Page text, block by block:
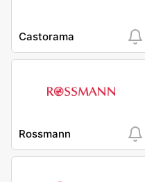
Castorama
Rossmann